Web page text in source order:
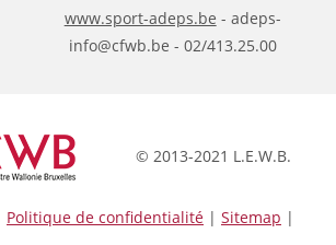
www.sport-adeps.be - adeps-
info@cfwb.be - 02/413.25.00
© 2013-2021 L.E.W.B.
Politique de confidentialité | Sitemap |